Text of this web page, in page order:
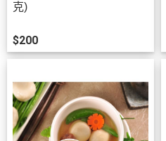
克)
$200